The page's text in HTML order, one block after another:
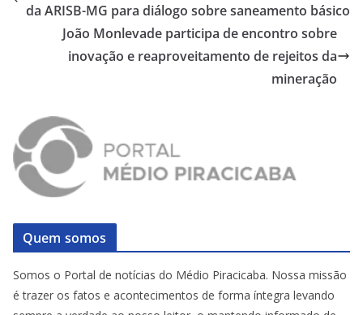
da ARISB-MG para diálogo sobre saneamento básico
João Monlevade participa de encontro sobre
inovação e reaproveitamento de rejeitos da
mineração
Quem somos
Somos o Portal de notícias do Médio Piracicaba. Nossa missão
é trazer os fatos e acontecimentos de forma íntegra levando